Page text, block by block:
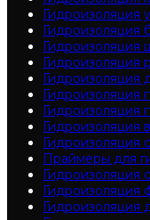
Гидроизоляция
Гидроизоляция
Гидроизоляция
Гидроизоляция
Гидроизоляция
Гидроизоляция
Гидроизоляция
Гидроизоляция
Гидроизоляция
Праймеры для
Гидроизоляция
Гидроизоляция
Гидроизоляция